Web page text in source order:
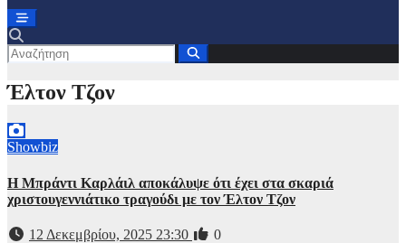
Έλτον Τζον
Showbiz
Η Μπράντι Καρλάιλ αποκάλυψε ότι έχει στα σκαριά
χριστουγεννιάτικο τραγούδι με τον Έλτον Τζον
12 Δεκεμβρίου, 2025 23:30
0